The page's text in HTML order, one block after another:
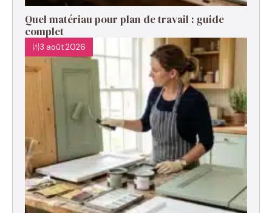
Quel matériau pour plan de travail : guide
complet
3 août 2026